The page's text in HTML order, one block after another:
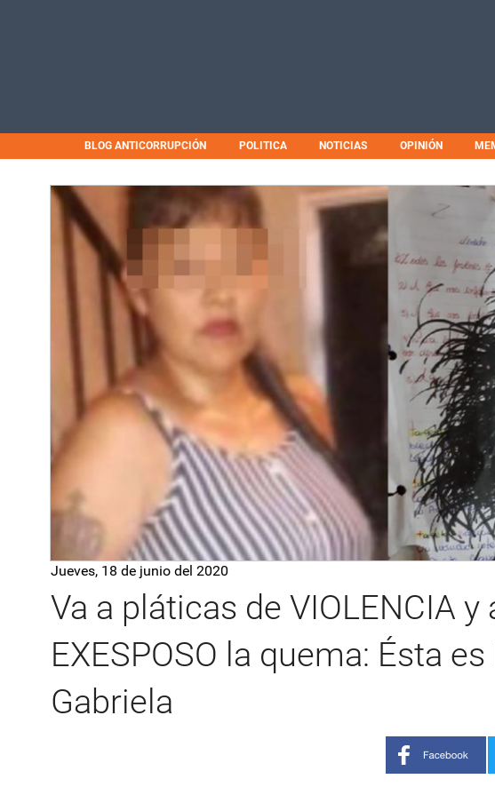
BLOG ANTICORRUPCIÓN POLITICA NOTICIAS OPINIÓN
Jueves, 18 de junio del 2020
Va a pláticas de VIOLENCIA y
EXESPOSO la quema: Ésta
Gabriela